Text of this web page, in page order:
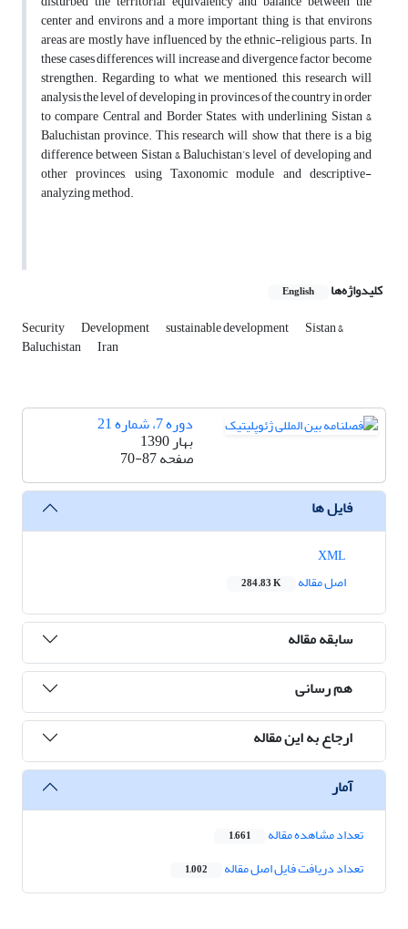
center and environs and a more important thing is that environs
areas are mostly have influenced by the ethnic-religious parts. In
these cases differences will increase and divergence factor become
strengthen. Regarding to what we mentioned, this research will
analysis the level of developing in provinces of the country in order
to compare Central and Border States, with underlining Sistan &
Baluchistan province. This research will show that there is a big
difference between Sistan & Baluchistan’s level of developing and
other provinces, using Taxonomic module and descriptive-
analyzing method.
کلیدواژه‌ها English
Security Development sustainable development Sistan &
Baluchistan Iran
دوره 7، شماره 21
بهار 1390
صفحه70-87
فایل ها
اصل مقاله
284.83 K
سابقه مقاله
هم رسانی
ارجاع به این مقاله
آمار
تعداد مشاهده مقاله 1,661
تعداد دریافت فایل اصل مقاله 1,002